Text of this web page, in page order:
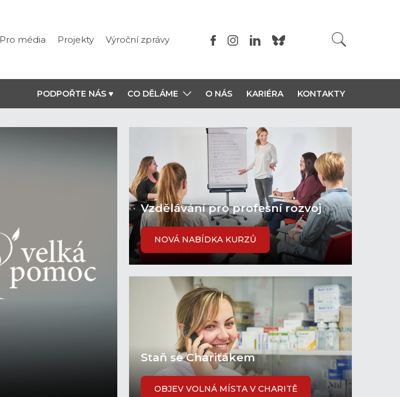
Pro média Projekty Výroční zprávy
PODPOŘTE NÁS ♥ CO DĚLÁME O NÁS KARIÉRA KONTAKTY
Vzdělávání pro profesní rozvoj
NOVÁ NABÍDKA KURZŮ
Staň se Chariťákem
OBJEV VOLNÁ MÍSTA V CHARITĚ